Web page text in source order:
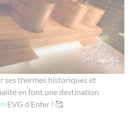
ses thermes historiques et
en font une destination
EVG d’Enfer ! 🥰️